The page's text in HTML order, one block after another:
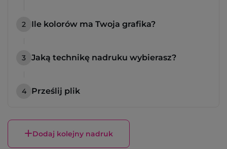
2 Ile kolorów ma Twoja grafika?
3 Jaką technikę nadruku wybierasz?
4 Prześlij plik
Dodaj kolejny nadruk